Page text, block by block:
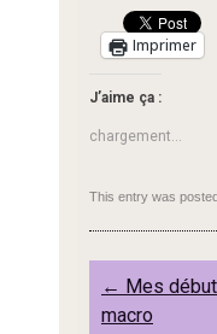
Imprimer
J’aime ça :
chargement…
This entry was
Post
navigation
← Mes
macro